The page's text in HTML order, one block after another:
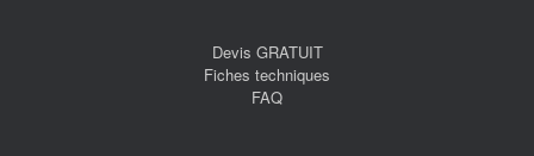
Devis GRATUIT
Fiches techniques
FAQ